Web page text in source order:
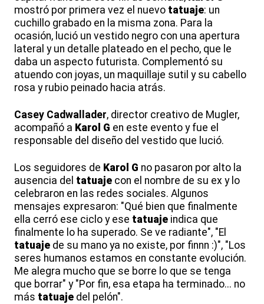
mostró por primera vez el nuevo tatuaje: un
cuchillo grabado en la misma zona. Para la
ocasión, lució un vestido negro con una apertura
lateral y un detalle plateado en el pecho, que le
daba un aspecto futurista. Complementó su
atuendo con joyas, un maquillaje sutil y su cabello
rosa y rubio peinado hacia atrás.
Casey Cadwallader, director creativo de Mugler,
acompañó a Karol G en este evento y fue el
responsable del diseño del vestido que lució.
Los seguidores de Karol G no pasaron por alto la
ausencia del tatuaje con el nombre de su ex y lo
celebraron en las redes sociales. Algunos
mensajes expresaron: "Qué bien que finalmente
ella cerró ese ciclo y ese tatuaje indica que
finalmente lo ha superado. Se ve radiante", "El
tatuaje de su mano ya no existe, por finnn :)", "Los
seres humanos estamos en constante evolución.
Me alegra mucho que se borre lo que se tenga
que borrar" y "Por fin, esa etapa ha terminado... no
más tatuaje del pelón".